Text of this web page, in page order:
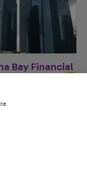
Bay Financial